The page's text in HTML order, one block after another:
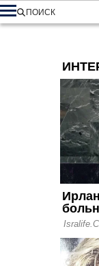
ПОИСК